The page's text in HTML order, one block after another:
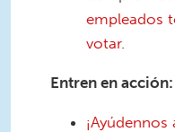
empleados
votar.
Entren en acción: